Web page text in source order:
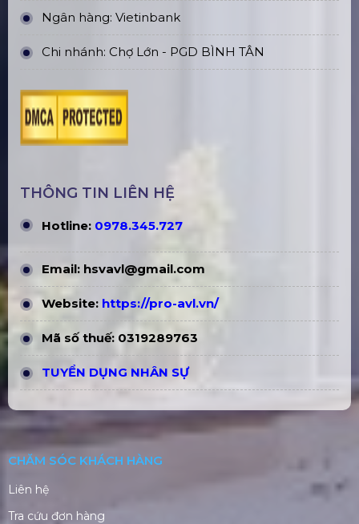
Ngân hàng: Vietinbank
Chi nhánh: Chợ Lớn - PGD BÌNH TÂN
THÔNG TIN LIÊN HỆ
Hotline: 0978.345.727
Email: hsvavl@gmail.com
Website: https://pro-avl.vn/
Mã số thuế: 0319289763
TUYỂN DỤNG NHÂN SỰ
CHĂM SÓC KHÁCH HÀNG
Liên hệ
Tra cứu đơn hàng